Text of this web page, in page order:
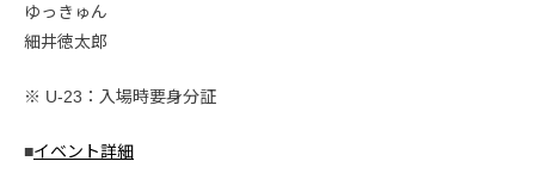
ゆっきゅん
細井徳太郎
※ U-23：入場時要身分証
■イベント詳細